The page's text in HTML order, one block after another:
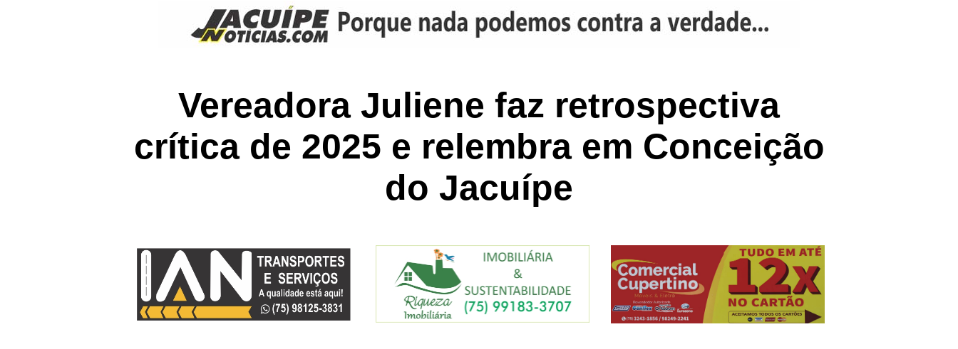
Vereadora Juliene faz retrospectiva
crítica de 2025 e relembra em Conceição
do Jacuípe